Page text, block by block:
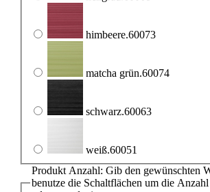
himbeere.60073
matcha grün.60074
schwarz.60063
weiß.60051
Produkt Anzahl: Gib den gewünschten
benutze die Schaltflächen um die